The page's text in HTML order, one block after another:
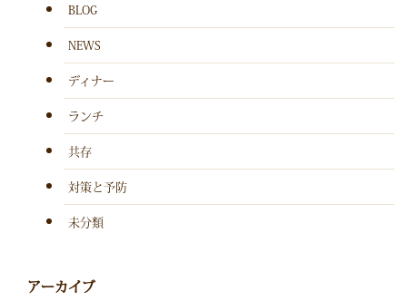
BLOG
NEWS
ディナー
ランチ
共存
対策と予防
未分類
アーカイブ